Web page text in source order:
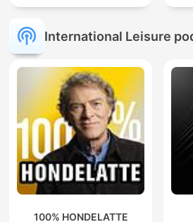
International Leisure
100% HONDELATTE